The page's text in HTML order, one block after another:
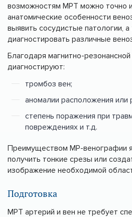
возможностям МРТ можно точно
анатомические особенности
выявить сосудистые патологии, а
диагностировать различные
Благодаря магнитно-
диагностируют:
тромбоз вен;
аномалии расположения или
степень поражения при
повреждениях и т.д.
Преимуществом МР-венографии
получить тонкие срезы или
изображение необходимой
Подготовка
МРТ артерий и вен не требует